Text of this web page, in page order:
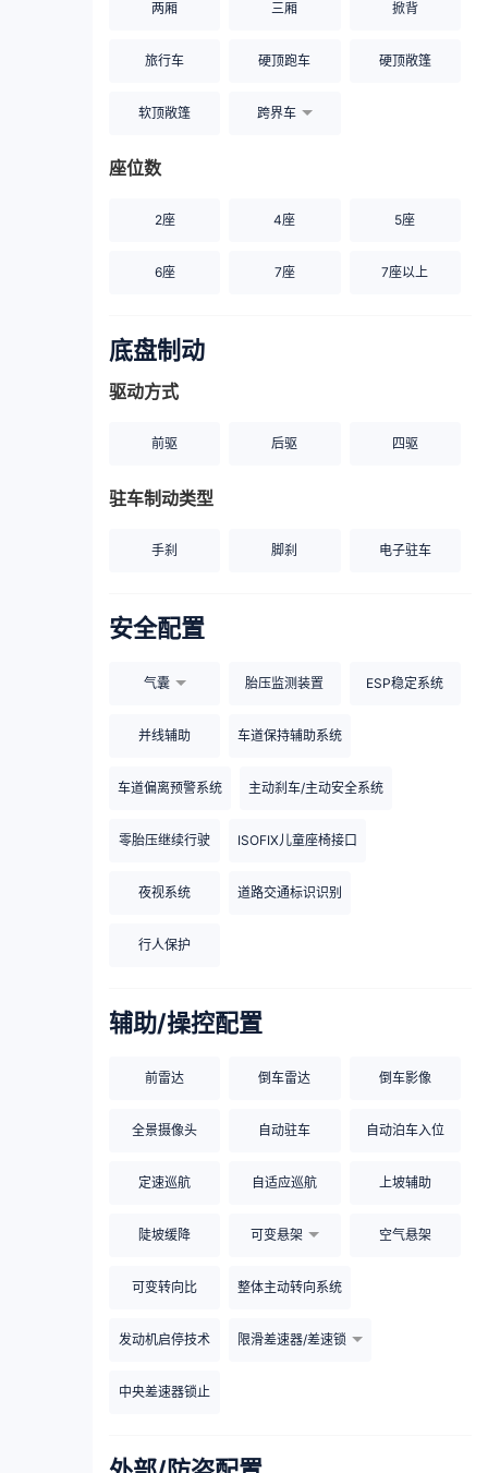
两厢 三厢 掀背
旅行车 硬顶跑车 硬顶敞篷
软顶敞篷 跨界车
座位数
2座 4座 5座
6座 7座 7座以上
底盘制动
驱动方式
前驱 后驱 四驱
驻车制动类型
手刹 脚刹 电子驻车
安全配置
气囊 胎压监测装置 ESP稳定系统
并线辅助 车道保持辅助系统
车道偏离预警系统 主动刹车/主动安全系统
零胎压继续行驶 ISOFIX儿童座椅接口
夜视系统 道路交通标识识别
行人保护
辅助/操控配置
前雷达 倒车雷达 倒车影像
全景摄像头 自动驻车 自动泊车入位
定速巡航 自适应巡航 上坡辅助
陡坡缓降 可变悬架 空气悬架
可变转向比 整体主动转向系统
发动机启停技术 限滑差速器/差速锁
中央差速器锁止